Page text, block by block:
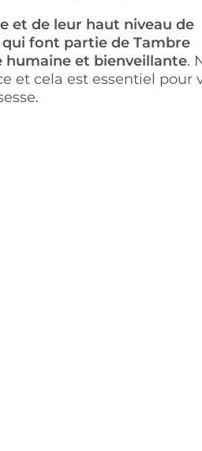
et de leur haut niveau de
font partie de Tambre
et bienveillante.
et cela est essentiel pour